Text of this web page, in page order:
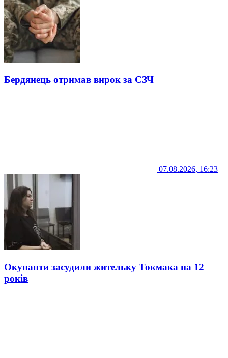
Бердянець отримав вирок за СЗЧ
07.08.2026, 16:23
Окупанти засудили жительку Токмака на 12
років